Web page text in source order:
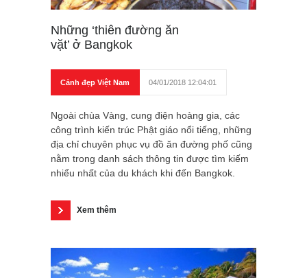
Những ‘thiên đường ăn
vặt’ ở Bangkok
Cảnh đẹp Việt Nam 04/01/2018 12:04:01
Ngoài chùa Vàng, cung điện hoàng gia, các
công trình kiến trúc Phật giáo nổi tiếng, những
địa chỉ chuyên phục vụ đồ ăn đường phố cũng
nằm trong danh sách thông tin được tìm kiếm
nhiểu nhất của du khách khi đến Bangkok.
Xem thêm